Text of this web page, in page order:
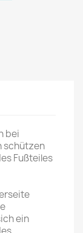
bei
schützen
Fußteiles
ein